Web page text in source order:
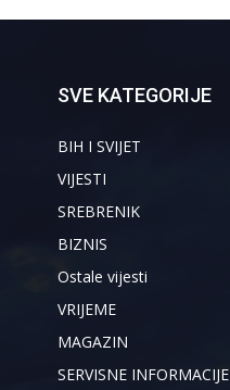
SVE KATEGORIJE
BIH I SVIJET
VIJESTI
SREBRENIK
BIZNIS
Ostale vijesti
VRIJEME
MAGAZIN
SERVISNE INFORMACIJE